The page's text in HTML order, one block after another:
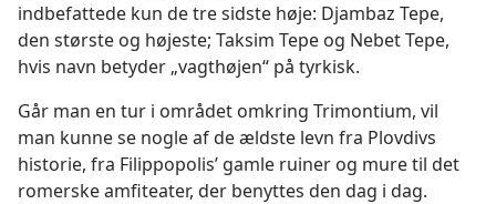
indbefattede kun de tre sidste høje: Djambaz Tepe,
den største og højeste; Taksim Tepe og Nebet Tepe,
hvis navn betyder „vagthøjen“ på tyrkisk.
Går man en tur i området omkring Trimontium, vil
man kunne se nogle af de ældste levn fra Plovdivs
historie, fra Filippopolis’ gamle ruiner og mure til det
romerske amfiteater, der benyttes den dag i dag.